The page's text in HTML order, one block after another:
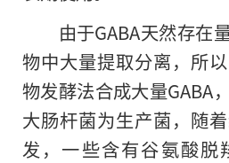
由于GABA天然存在
物中大量提取分离，所
物发酵法合成大量GABA
大肠杆菌为生产菌，随
发，一些含有谷氨酸脱